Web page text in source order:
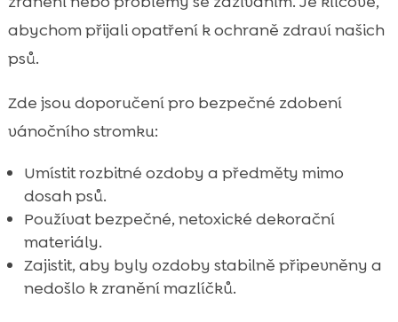
abychom přijali opatření k ochraně zdraví našich
psů.
Zde jsou doporučení pro bezpečné zdobení
vánočního stromku:
Umístit rozbitné ozdoby a předměty mimo
dosah psů.
Používat bezpečné, netoxické dekorační
materiály.
Zajistit, aby byly ozdoby stabilně připevněny a
nedošlo k zranění mazlíčků.